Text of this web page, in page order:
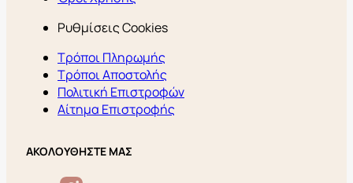
Ρυθμίσεις Cookies
Τρόποι Πληρωμής
Τρόποι Αποστολής
Πολιτική Επιστροφών
Αίτημα Επιστροφής
ΑΚΟΛΟΥΘΗΣΤΕ ΜΑΣ